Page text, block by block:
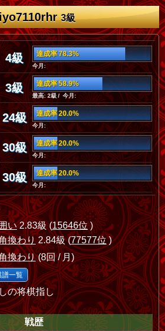
3級
4級 達成率 78.3%
今月:
3級 達成率 58.9%
最高: 2級 / 今月:
24級 達成率 20.0%
今月:
30級 達成率 20.0%
今月:
30級 達成率 20.0%
今月:
い2.83級 (15646位)
換わり2.84級 (77577位)
換わり(8回 / 月)
譜一覧
の将棋指し
戦歴